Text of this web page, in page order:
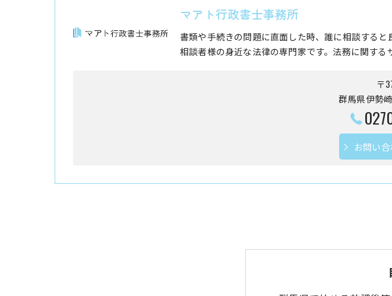
マアト行政書士事務所
書類や手続きの問題に直面した時、誰に相談すると
相談者様の身近な法律の専門家です。法務に関する
〒
群馬県伊勢
お問い